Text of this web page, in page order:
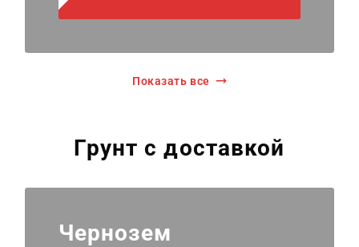
Показать все
Грунт с доставкой
Чернозем